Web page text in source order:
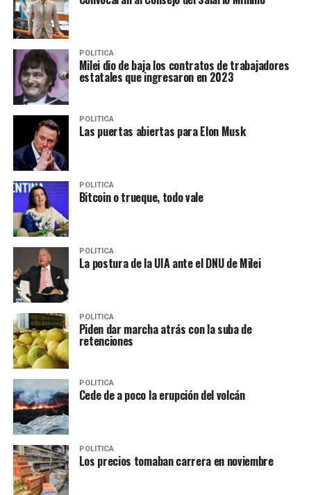
POLITICA
Milei dio de baja los contratos de trabajadores
estatales que ingresaron en 2023
POLITICA
Las puertas abiertas para Elon Musk
POLITICA
Bitcoin o trueque, todo vale
POLITICA
La postura de la UIA ante el DNU de Milei
POLITICA
Piden dar marcha atrás con la suba de
retenciones
POLITICA
Cede de a poco la erupción del volcán
POLITICA
Los precios tomaban carrera en noviembre